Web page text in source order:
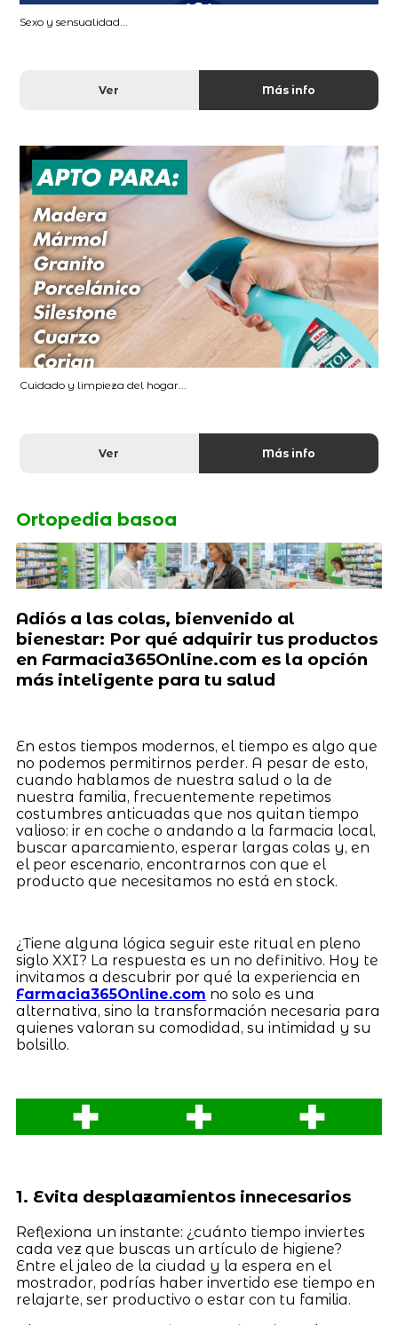
Sexo y sensualidad...
Ver Más info
Cuidado y limpieza del hogar...
Ver Más info
Ortopedia basoa
Adiós a las colas, bienvenido al
bienestar: Por qué adquirir tus productos
en Farmacia365Online.com es la opción
más inteligente para tu salud
En estos tiempos modernos, el tiempo es algo que
no podemos permitirnos perder. A pesar de esto,
cuando hablamos de nuestra salud o la de
nuestra familia, frecuentemente repetimos
costumbres anticuadas que nos quitan tiempo
valioso: ir en coche o andando a la farmacia local,
buscar aparcamiento, esperar largas colas y, en
el peor escenario, encontrarnos con que el
producto que necesitamos no está en stock.
¿Tiene alguna lógica seguir este ritual en pleno
siglo XXI? La respuesta es un no definitivo. Hoy te
invitamos a descubrir por qué la experiencia en
Farmacia365Online.com no solo es una
alternativa, sino la transformación necesaria para
quienes valoran su comodidad, su intimidad y su
bolsillo.
1. Evita desplazamientos innecesarios
Reflexiona un instante: ¿cuánto tiempo inviertes
cada vez que buscas un artículo de higiene?
Entre el jaleo de la ciudad y la espera en el
mostrador, podrías haber invertido ese tiempo en
relajarte, ser productivo o estar con tu familia.